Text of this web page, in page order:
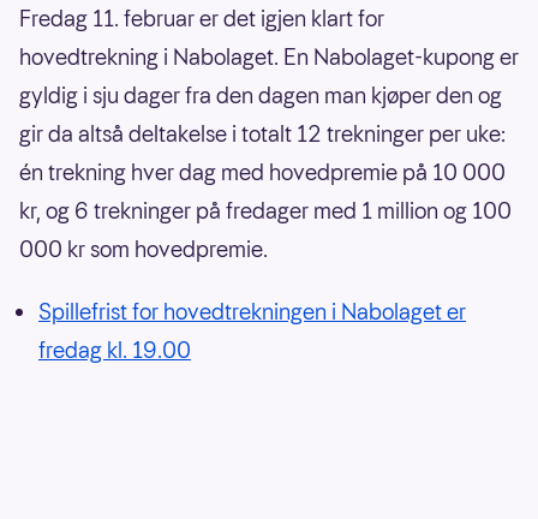
Fredag 11. februar er det igjen klart for
hovedtrekning i Nabolaget. En Nabolaget-kupong er
gyldig i sju dager fra den dagen man kjøper den og
gir da altså deltakelse i totalt 12 trekninger per uke:
én trekning hver dag med hovedpremie på 10 000
kr, og 6 trekninger på fredager med 1 million og 100
000 kr som hovedpremie.
Spillefrist for hovedtrekningen i Nabolaget er
fredag kl. 19.00